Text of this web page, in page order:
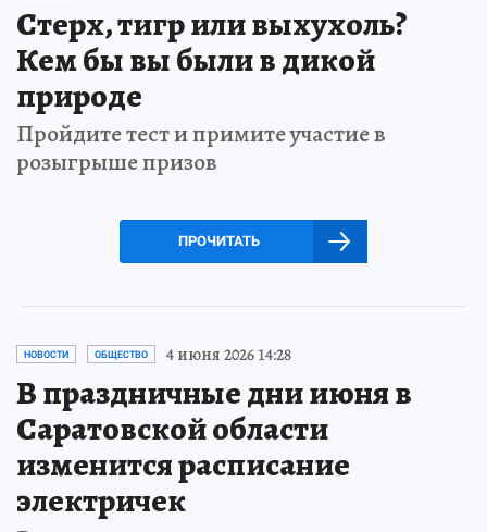
Стерх, тигр или выхухоль?
Кем бы вы были в дикой
природе
Пройдите тест и примите участие в
розыгрыше призов
ПРОЧИТАТЬ
НОВОСТИ ОБЩЕСТВО 4 июня 2026 14:28
В праздничные дни июня в
Саратовской области
изменится расписание
электричек